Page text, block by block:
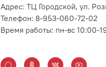
Адрес: ТЦ Городской, ул.
Телефон: 8-953-060-72-02
Время работы: пн-вс 10:00-